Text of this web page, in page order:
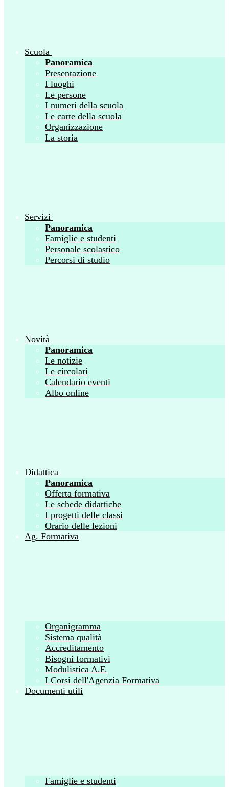
Scuola
Panoramica
Presentazione
I luoghi
Le persone
I numeri della scuola
Le carte della scuola
Organizzazione
La storia
Servizi
Panoramica
Famiglie e studenti
Personale scolastico
Percorsi di studio
Novità
Panoramica
Le notizie
Le circolari
Calendario eventi
Albo online
Didattica
Panoramica
Offerta formativa
Le schede didattiche
I progetti delle classi
Orario delle lezioni
Ag. Formativa
Organigramma
Sistema qualità
Accreditamento
Bisogni formativi
Modulistica A.F.
I Corsi dell'Agenzia Formativa
Documenti utili
Famiglie e studenti